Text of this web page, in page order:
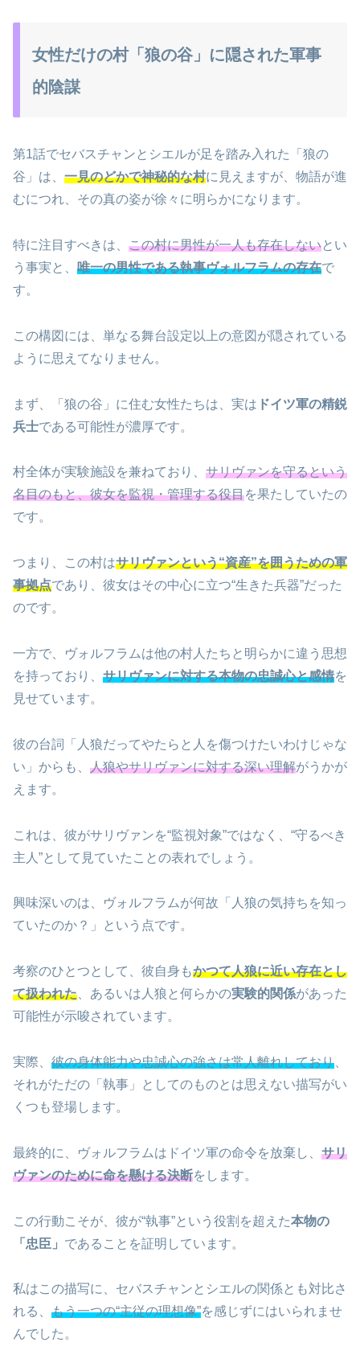
女性だけの村「狼の谷」に隠された軍事
的陰謀
第1話でセバスチャンとシエルが足を踏み入れた「狼の
谷」は、 一見のどかで神秘的な村に見えますが、物語が進
むにつれ、その真の姿が徐々に明らかになります。
特に注目すべきは、 この村に男性が一人も存在しないとい
う事実と、 唯一の男性である執事ヴォルフラムの存在で
す。
この構図には、単なる舞台設定以上の意図が隠されている
ように思えてなりません。
まず、「狼の谷」に住む女性たちは、実は ドイツ軍の精鋭
兵士である可能性が濃厚です。
村全体が実験施設を兼ねており、 サリヴァンを守るという
名目のもと、彼女を監視・管理する役目を果たしていたの
です。
つまり、この村はサリヴァンという“資産”を囲うための軍
事拠点であり、彼女はその中心に立つ“生きた兵器”だった
のです。
一方で、ヴォルフラムは他の村人たちと明らかに違う思想
を持っており、 サリヴァンに対する本物の忠誠心と感情を
見せています。
彼の台詞「人狼だってやたらと人を傷つけたいわけじゃな
い」からも、 人狼やサリヴァンに対する深い理解がうかが
えます。
これは、彼がサリヴァンを“監視対象”ではなく、“守るべき
主人”として見ていたことの表れでしょう。
興味深いのは、ヴォルフラムが何故「人狼の気持ちを知っ
ていたのか？」という点です。
考察のひとつとして、彼自身もかつて人狼に近い存在とし
て扱われた 、あるいは人狼と何らかの実験的関係があった
可能性が示唆されています。
実際、 彼の身体能力や忠誠心の強さは常人離れしており
それがただの「執事」としてのものとは思えない描写がい
くつも登場します。
最終的に、ヴォルフラムはドイツ軍の命令を放棄し、 サリ
ヴァンのために命を懸ける決断をします。
この行動こそが、彼が“執事”という役割を超えた本物の
「忠臣」 であることを証明しています。
私はこの描写に、セバスチャンとシエルの関係とも対比さ
れる、 もう一つの“主従の理想像”を感じずにはいられませ
んでした。